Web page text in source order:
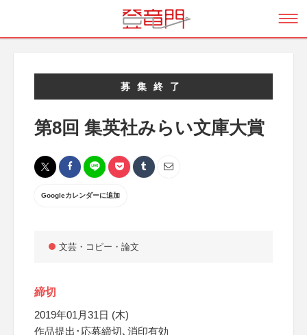
募集終了
第8回 集英社みらい文庫大賞
Googleカレンダーに追加
文芸・コピー・論文
締切
2019年01月31日 (木)
作品提出･応募締切､消印有効